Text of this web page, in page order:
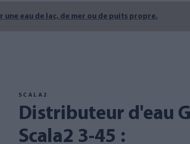
une eau de lac, de mer ou de puits propre.
SCALA2
Distributeur d'eau Grundfos
Scala2 3-45 :